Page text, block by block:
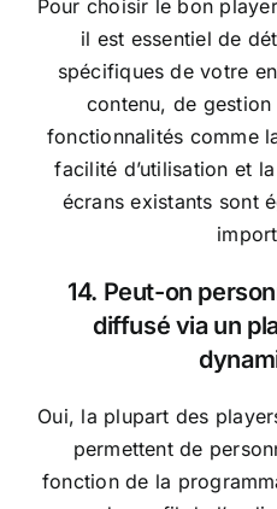
Pour choisir le bon
il est essentiel de
spécifiques de votre
contenu, de
fonctionnalités comme
facilité d’utilisation et
écrans existants sont
14. Peut-on
diffusé via un
Oui, la plupart des
permettent de
fonction de la